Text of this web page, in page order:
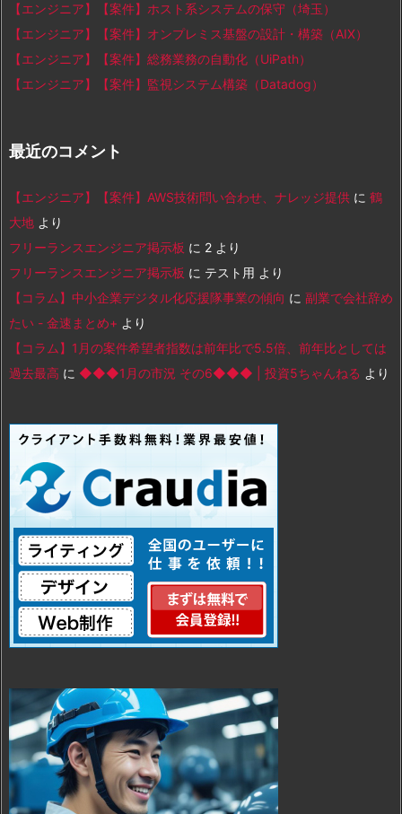
【エンジニア】【案件】ホスト系システムの保守（埼玉）
【エンジニア】【案件】オンプレミス基盤の設計・構築（AIX）
【エンジニア】【案件】総務業務の自動化（UiPath）
【エンジニア】【案件】監視システム構築（Datadog）
最近のコメント
【エンジニア】【案件】AWS技術問い合わせ、ナレッジ提供 に 鶴
大地 より
フリーランスエンジニア掲示板 に 2 より
フリーランスエンジニア掲示板 に テスト用 より
【コラム】中小企業デジタル化応援隊事業の傾向 に 副業で会社辞め
たい - 金速まとめ+ より
【コラム】1月の案件希望者指数は前年比で5.5倍、前年比としては
過去最高 に ◆◆◆1月の市況 その6◆◆◆ | 投資5ちゃんねる より